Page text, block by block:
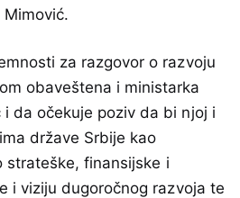
Mimović.
za razgovor o razvoju
obaveštena i ministarka
da očekuje poziv da bi njoj i
države Srbije kao
strateške, finansijske i
i viziju dugoročnog razvoja te